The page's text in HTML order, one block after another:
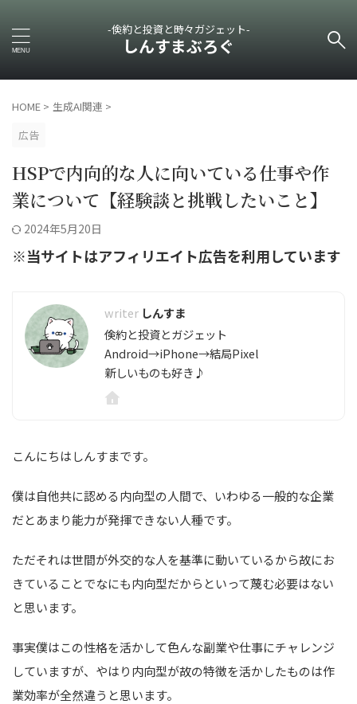
-倹約と投資と時々ガジェット-
しんすまぶろぐ
HOME > 生成AI関連 >
広告
HSPで内向的な人に向いている仕事や作
業について【経験談と挑戦したいこと】
2024年5月20日
※当サイトはアフィリエイト広告を利用しています
しんすま
倹約と投資とガジェット
Android→iPhone→結局Pixel
新しいものも好き♪
こんにちはしんすまです。
僕は自他共に認める内向型の人間で、いわゆる一般的な企業
だとあまり能力が発揮できない人種です。
ただそれは世間が外交的な人を基準に動いているから故にお
きていることでなにも内向型だからといって蔑む必要はない
と思います。
事実僕はこの性格を活かして色んな副業や仕事にチャレンジ
していますが、やはり内向型が故の特徴を活かしたものは作
業効率が全然違うと思います。